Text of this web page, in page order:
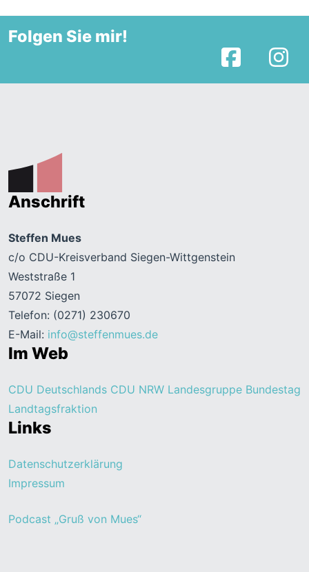
Folgen Sie mir!
Facebook
Anschrift
Steffen Mues
c/o CDU-Kreisverband Siegen-Wittgenstein
Weststraße 1
57072 Siegen
Telefon: (0271) 230670
E-Mail: info@steffenmues.de
Im Web
CDU Deutschlands CDU NRW Landesgruppe Bundestag
Landtagsfraktion
Links
Datenschutzerklärung
Impressum
Podcast „Gruß von Mues“